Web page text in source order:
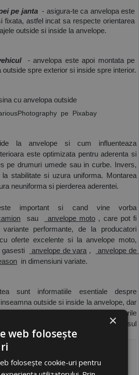
pe janta - asigura-te ca anvelopa este
fixata, astfel incat sa respecte orientarea
outside si inside la anvelope.
- anvelopa este apoi montata pe
outside spre exterior si inside spre interior.
pe Pixabay
la anvelope si cum influenteaza
este optimizata pentru aderenta si
pe drumuri umede sau in curbe. Invers,
stabilitate si uzura uniforma. Montarea
neuniforma si pierderea aderentei.
important si cand vine vorba
sau anvelope moto , care pot fi
performante, de la producatori
oferte excelente si la anvelope moto,
gasesti
anvelope de vara ,
anvelope de
in dimensiuni variate.
sunt informatiile esentiale despre
outside si inside la anvelope, dar
corecta. Tine cont de sfaturile
de pneuri eficiente pe tot parcursul
Publicat 30/12/2024 07:30
×
web folosește
folosește cookie-uri pentru